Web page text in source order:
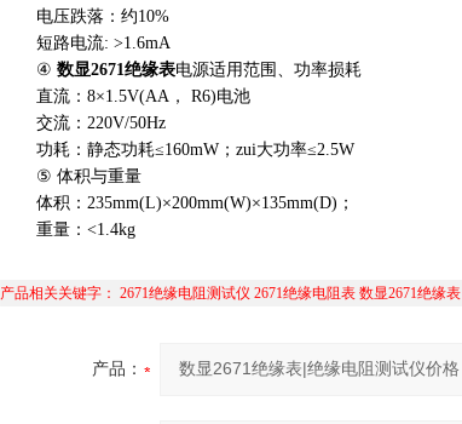
电压跌落：约10%
短路电流: >1.6mA
④ 数显2671绝缘表电源适用范围、功率损耗
直流：8×1.5V(AA， R6)电池
交流：220V/50Hz
功耗：静态功耗≤160mW；zui大功率≤2.5W
⑤ 体积与重量
体积：235mm(L)×200mm(W)×135mm(D)；
重量：<1.4kg
产品相关关键字： 2671绝缘电阻测试仪 2671绝缘电阻表 数显2671绝缘表
产品：